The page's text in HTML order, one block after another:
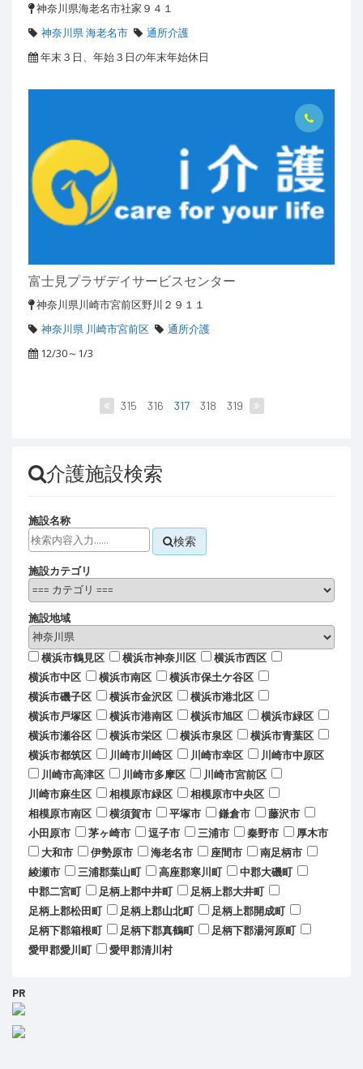
神奈川県海老名市社家９４１
神奈川県 海老名市
通所介護
年末３日、年始３日の年末年始休日
富士見プラザデイサービスセンター
神奈川県川崎市宮前区野川２９１１
神奈川県 川崎市宮前区
通所介護
12/30～1/3
315 316 317 318 319
介護施設検索
施設名称
検索
施設カテゴリ
施設地域
横浜市鶴見区 横浜市神奈川区
横浜市西区
横浜市中区
横浜市南区
横浜市保土ケ谷区
横浜市磯子区
横浜市金沢区
横浜市港北区
横浜市戸塚区
横浜市港南区 横浜市旭区
横浜市緑区
横浜市瀬谷区
横浜市栄区 横浜市泉区
横浜市青葉区
横浜市都筑区
川崎市川崎区 川崎市幸区
川崎市中原区
川崎市高津区
川崎市多摩区
川崎市宮前区
川崎市麻生区
相模原市緑区
相模原市中央区
相模原市南区
横須賀市 平塚市 鎌倉市
藤沢市
小田原市
茅ヶ崎市 逗子市 三浦市 秦野市
厚木市
大和市
伊勢原市 海老名市 座間市
南足柄市
綾瀬市
三浦郡葉山町 高座郡寒川町
中郡大磯町
中郡二宮町
足柄上郡中井町
足柄上郡大井町
足柄上郡松田町
足柄上郡山北町
足柄上郡開成町
足柄下郡箱根町
足柄下郡真鶴町
足柄下郡湯河原町
愛甲郡愛川町
愛甲郡清川村
PR